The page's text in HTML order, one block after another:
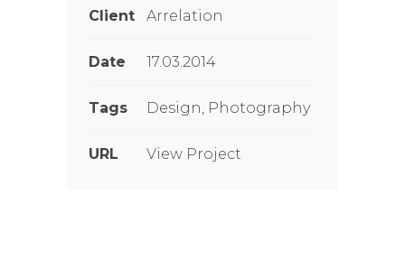
Client Arrelation
Date 17.03.2014
Tags Design, Photography
URL View Project